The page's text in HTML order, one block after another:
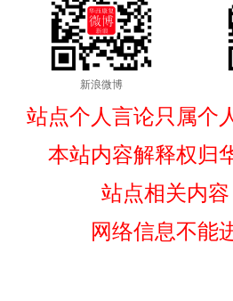
新浪微博
站点个人言论只属个
本站内容解释权归
站点相关内
网络信息不能